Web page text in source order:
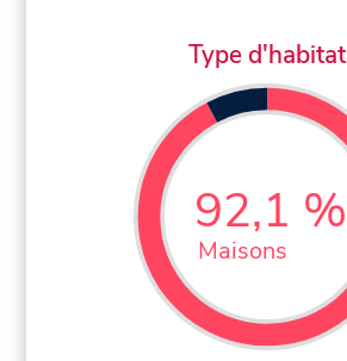
Type d'habitat
92,1 %
Maisons